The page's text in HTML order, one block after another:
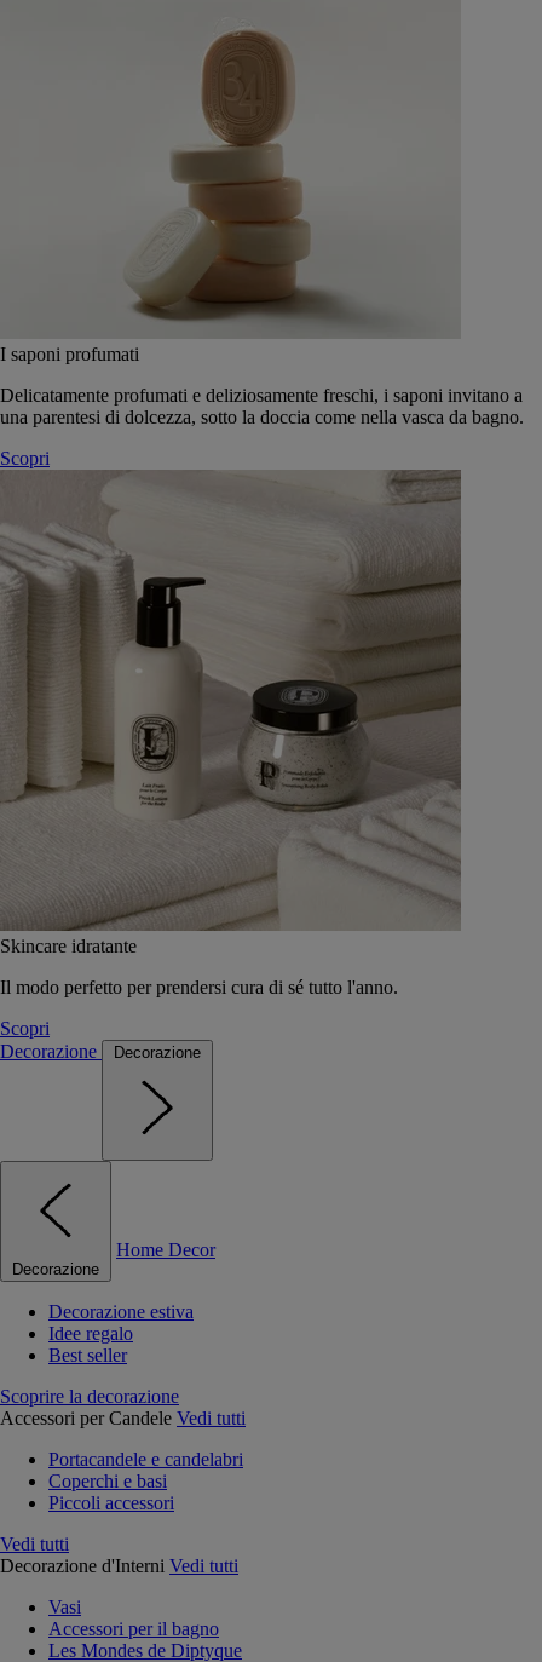
I saponi profumati
Delicatamente profumati e deliziosamente freschi, i saponi invitano a
una parentesi di dolcezza, sotto la doccia come nella vasca da bagno.
Scopri
Skincare idratante
Il modo perfetto per prendersi cura di sé tutto l'anno.
Scopri
Decorazione
Decorazione
Decorazione
Home Decor
Decorazione estiva
Idee regalo
Best seller
Scoprire la decorazione
Accessori per Candele Vedi tutti
Portacandele e candelabri
Coperchi e basi
Piccoli accessori
Vedi tutti
Decorazione d'Interni Vedi tutti
Vasi
Accessori per il bagno
Les Mondes de Diptyque